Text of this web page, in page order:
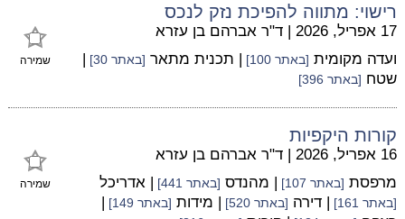
רישוי: מתווה להפיכת נזק לנכס
שמירה
17 אפריל, 2026 | ד"ר אברהם בן עזרא
ועדה מקומית [באתר 100] | תכנית מתאר [באתר 30]
|
שטח [באתר 396]
קורות היקפיות
שמירה
16 אפריל, 2026 | ד"ר אברהם בן עזרא
מרפסת [באתר 107] | מהנדס [באתר 441] | אדריכל
[באתר 161] | דירה [באתר 520] | מידות [באתר 149]
|